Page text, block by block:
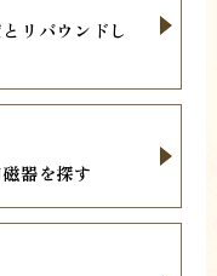
リバウンドし
器を探す